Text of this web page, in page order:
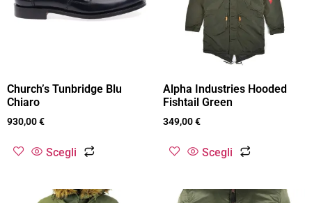
Church’s Tunbridge Blu
Chiaro
930,00€
Scegli
Alpha Industries Hooded
Fishtail Green
349,00€
Scegli